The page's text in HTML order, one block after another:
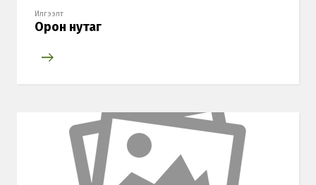
Илгээлт
Орон нутаг